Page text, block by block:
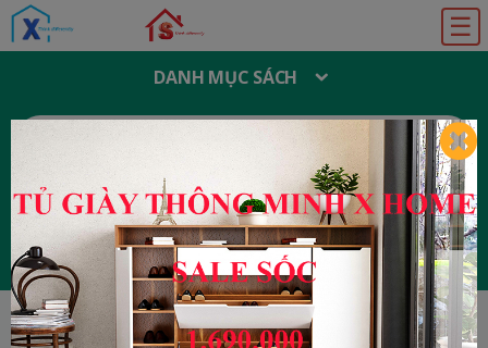
☰
DANH MỤC SÁCH
T
M
I
:
Đăng ký Đăng nhập
HOME Marketing - Bán hàng
Bí Quyết Bán